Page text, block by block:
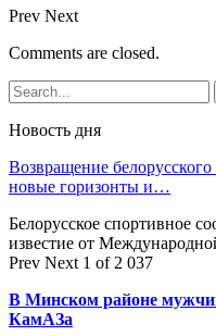
Prev Next
Comments are closed.
Новость дня
Возвращение
новые горизонты и…
Белорусское спортивное
известие от
Prev Next 1 of 2 037
В Минском районе
КамАЗа